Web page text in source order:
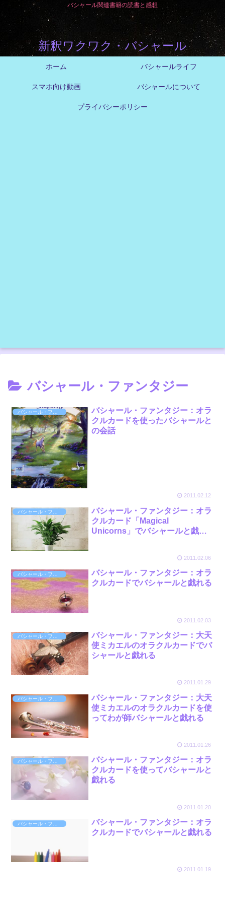
バシャール関連書籍の読書と感想
新釈ワクワク・バシャール
ホーム バシャールライフ
スマホ向け動画 バシャールについて
プライバシーポリシー
バシャール・ファンタジー
バシャール・ファンタジー：オラ
クルカードを使ったバシャールと
の会話
2011.02.12
バシャール・ファンタジー：オラ
クルカード「Magical
Unicorns」でバシャールと戯れ
2011.02.06
バシャール・ファンタジー：オラ
クルカードでバシャールと戯れる
2011.02.03
バシャール・ファンタジー
バシャール・ファンタジー：大天
使ミカエルのオラクルカードでバ
シャールと戯れる
2011.01.29
バシャール・ファンタジー：大天
使ミカエルのオラクルカードを使
ってわが師バシャールと戯れる
2011.01.26
バシャール・ファンタジー：オラ
クルカードを使ってバシャールと
戯れる
2011.01.20
バシャール・ファンタジー：オラ
クルカードでバシャールと戯れる
2011.01.19